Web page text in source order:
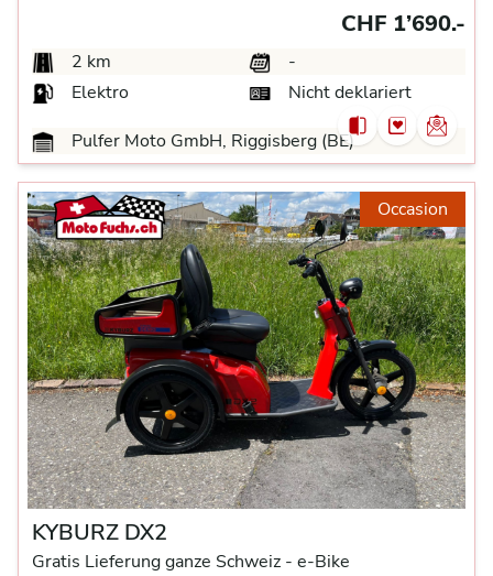
CHF 1’690.-
2 km
-
Elektro
Nicht deklariert
Pulfer Moto GmbH, Riggisberg (BE)
Occasion
KYBURZ DX2
Gratis Lieferung ganze Schweiz - e-Bike